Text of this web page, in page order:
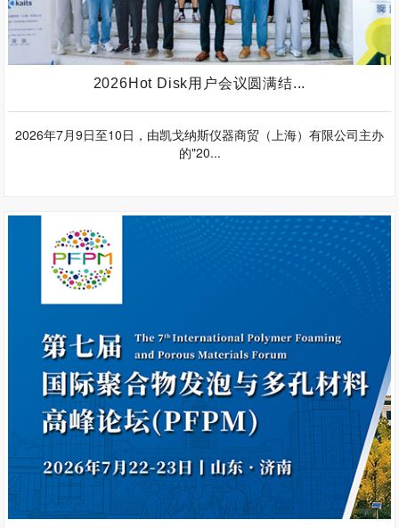
2026Hot Disk用户会议圆满结...
2026年7月9日至10日，由凯戈纳斯仪器商贸（上海）有限公司主办
的"20...